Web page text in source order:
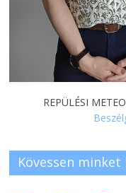
REPÜLÉSI
Kövessen